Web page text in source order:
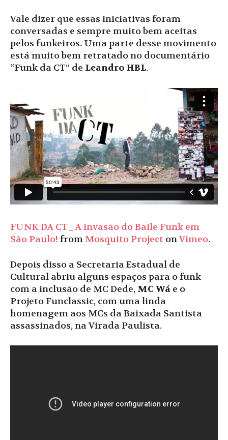
Vale dizer que essas iniciativas foram
conversadas e sempre muito bem aceitas
pelos funkeiros. Uma parte desse movimento
está muito bem retratado no documentário
“Funk da CT” de Leandro HBL.
FUNK DA CT_A invasão do Baile Funk em
São Paulo! fromMosquito Project onVimeo.
Depois disso a Secretaria Estadual de
Cultural abriu alguns espaços para o funk
com a inclusão de MC Dede, MC Wá e o
Projeto Funclassic, com uma linda
homenagem aos MCs da Baixada Santista
assassinados, na Virada Paulista.